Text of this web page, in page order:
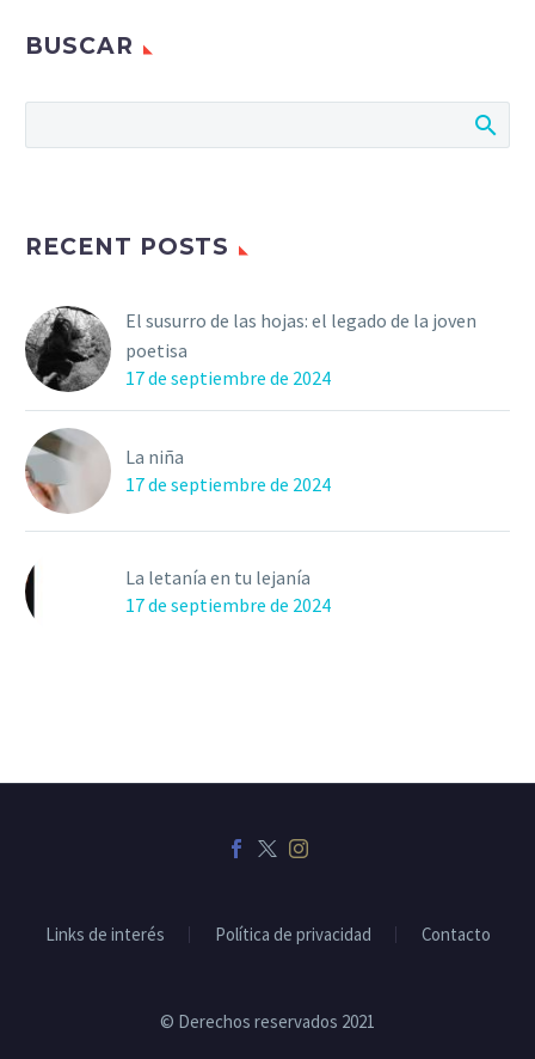
BUSCAR
RECENT POSTS
El susurro de las hojas: el legado de la joven
poetisa
17 de septiembre de 2024
La niña
17 de septiembre de 2024
La letanía en tu lejanía
17 de septiembre de 2024
Links de interés Política de privacidad Contacto
© Derechos reservados 2021